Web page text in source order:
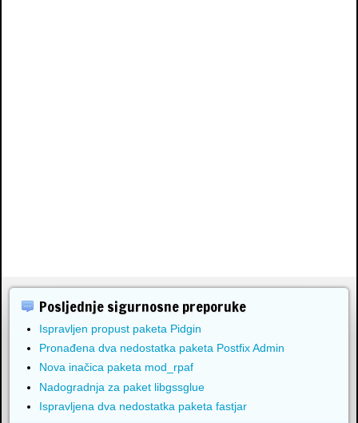
Posljednje sigurnosne preporuke
Ispravljen propust paketa Pidgin
Pronađena dva nedostatka paketa Postfix Admin
Nova inačica paketa mod_rpaf
Nadogradnja za paket libgssglue
Ispravljena dva nedostatka paketa fastjar